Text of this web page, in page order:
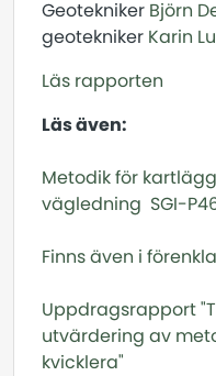
Geotekniker Björn
geotekniker Karin
Läs rapporten
Läs även:
Metodik för
vägledning SGI-
Finns även i
Uppdragsrapport
utvärdering av
kvicklera"